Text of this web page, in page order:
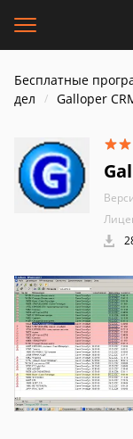
Бесплатные
дел
Galloper